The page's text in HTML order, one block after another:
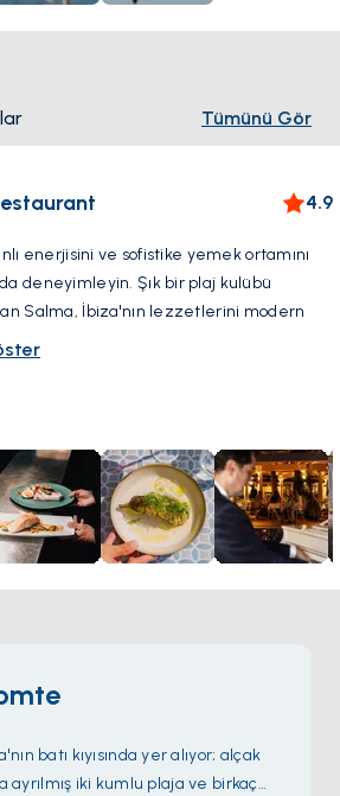
Tümünü Gör
4.9
enerjisini ve sofistike yemek ortamını
deneyimleyin. Şık bir plaj kulübü
Salma, İbiza'nın lezzetlerini modern
uluslararası bir dokunuşla birleştiriyor.
öne çıkaran zarif hazırlanmış
yemeklerinden canlı akşam
geçiş yapıyor. Serinletici
lüks divanlarda dinlenin, ardından
bir İbiza gecesinin atmosferini yaratması
altında unutulmaz bir yemek yiyin.
tanındığı ayrıcalık ve cazibeyi temsil
batı kıyısında yer alıyor; alçak
ayrılmış iki kumlu plaja ve birkaç